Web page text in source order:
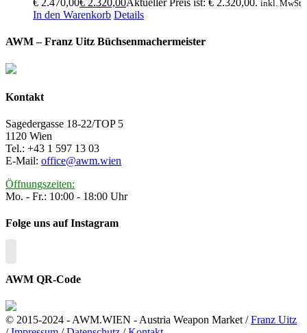
€ 2.470,00€ 2.320,00Aktueller Preis ist: € 2.320,00. inkl. MwSt
In den Warenkorb Details
AWM – Franz Uitz Büchsenmachermeister
Kontakt
Sagedergasse 18-22/TOP 5
1120 Wien
Tel.: +43 1 597 13 03
E-Mail: office@awm.wien
Öffnungszeiten:
Mo. - Fr.: 10:00 - 18:00 Uhr
Folge uns auf Instagram
AWM QR-Code
© 2015-2024 - AWM.WIEN - Austria Weapon Market /Franz Uitz